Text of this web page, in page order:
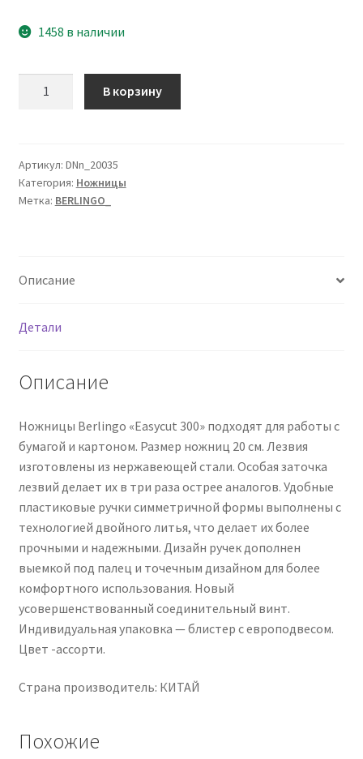
1458 в наличии
"Easycut
300",
20см,
европодвес
В корзину
Артикул: DNn_20035
Категория: Ножницы
Метка: BERLINGO_
Описание
Детали
Описание
Ножницы Berlingo «Easycut 300» подходят для работы с
бумагой и картоном. Размер ножниц 20 см. Лезвия
изготовлены из нержавеющей стали. Особая заточка
лезвий делает их в три раза острее аналогов. Удобные
пластиковые ручки симметричной формы выполнены с
технологией двойного литья, что делает их более
прочными и надежными. Дизайн ручек дополнен
выемкой под палец и точечным дизайном для более
комфортного использования. Новый
усовершенствованный соединительный винт.
Индивидуальная упаковка — блистер с европодвесом.
Цвет -ассорти.
Страна производитель: КИТАЙ
Похожие